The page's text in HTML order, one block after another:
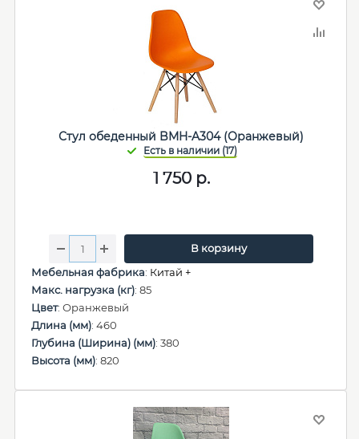
Стул обеденный BMH-A304 (Оранжевый)
1 750р.
В корзину
Мебельная фабрика: Китай +
Макс. нагрузка (кг): 85
Цвет: Оранжевый
Длина (мм): 460
Глубина (Ширина) (мм): 380
Высота (мм): 820